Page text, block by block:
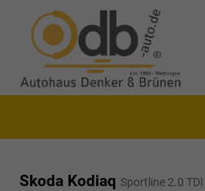
Skoda Kodiaq Sportline 2.0